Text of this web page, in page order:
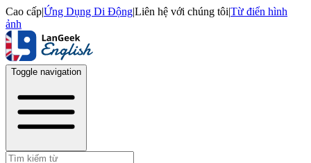
Cao cấp|Ứng Dụng Di Động|Liên hệ với chúng tôi|Từ điển hình
ảnh
Toggle navigation